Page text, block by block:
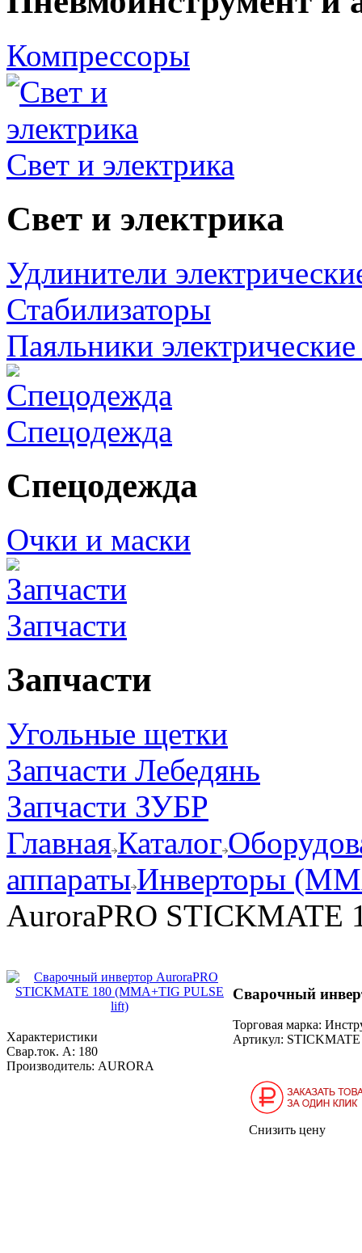
Компрессоры
Свет и электрика
Свет и электрика
Удлинители
Стабилизаторы
Паяльники
Спецодежда
Спецодежда
Очки и маски
Запчасти
Запчасти
Угольные щетки
Запчасти Лебедянь
Запчасти ЗУБР
ГлавнаяКаталог
аппаратыИнверторы
AuroraPRO
Характеристики
Свар.ток. А: 180
Производитель: AURORA
Сварочный
Торговая марка:
Артикул: STICKMATE
Снизить цену